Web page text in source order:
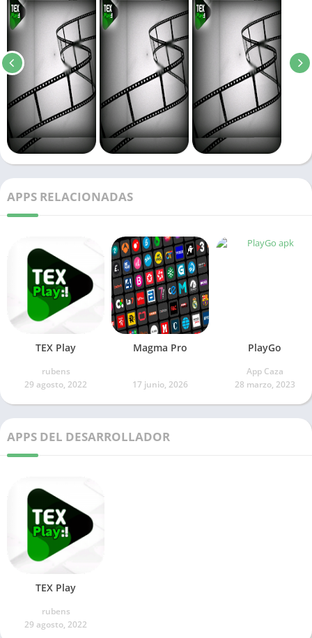
APPS RELACIONADAS
TEX Play
rubens
29 agosto, 2022
Magma Pro
17 junio, 2026
PlayGo
App Caza
28 marzo, 2023
APPS DEL DESARROLLADOR
TEX Play
rubens
29 agosto, 2022